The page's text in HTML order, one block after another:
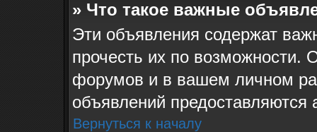
» Что такое важные
Эти объявления содержат
прочесть их по возможности.
форумов и в вашем личном
объявлений
Вернуться к началу